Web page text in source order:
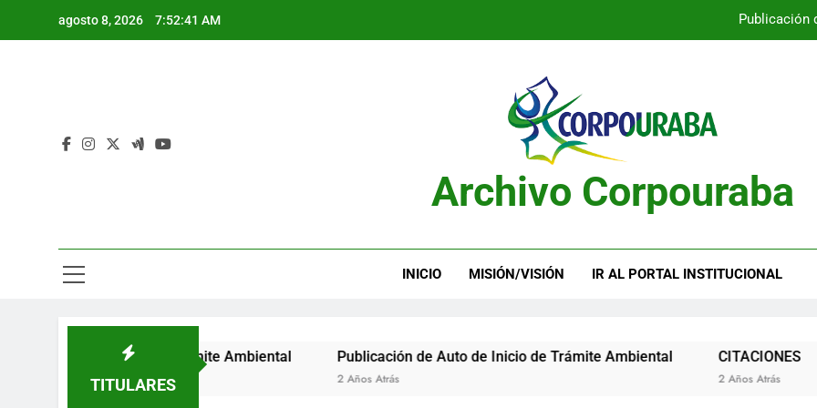
agosto 8, 2026 7:52:41 AM Publicación
Publicación
Archivo Corpouraba
INICIO MISIÓN/VISIÓN IR AL PORTAL INSTITUCIONAL
TITULARES
de Inicio de Trámite Ambiental Publicación de Auto de Inicio de Trámite Ambiental CITACIONES